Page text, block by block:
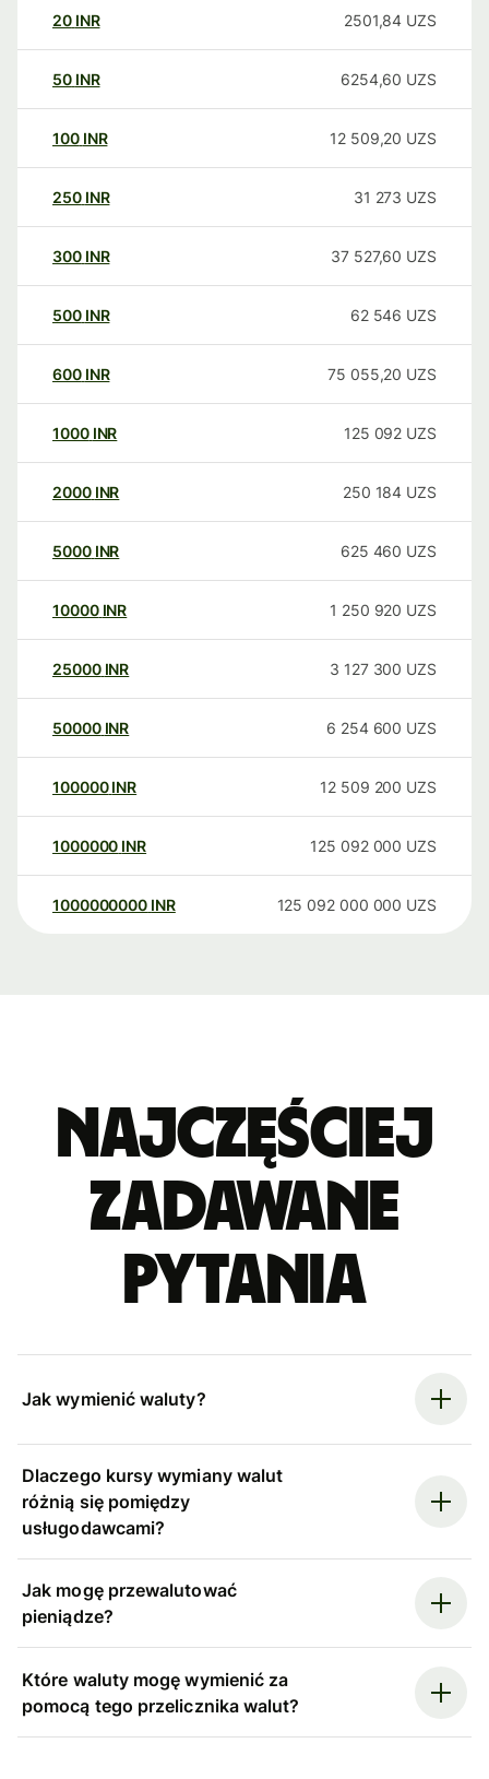
20 INR 2501,84 UZS
50 INR 6254,60 UZS
100 INR 12 509,20 UZS
250 INR 31 273 UZS
300 INR 37 527,60 UZS
500 INR 62 546 UZS
600 INR 75 055,20 UZS
1000 INR 125 092 UZS
2000 INR 250 184 UZS
5000 INR 625 460 UZS
10000 INR 1 250 920 UZS
25000 INR 3 127 300 UZS
50000 INR 6 254 600 UZS
100000 INR 12 509 200 UZS
1000000 INR 125 092 000 UZS
1000000000 INR 125 092 000 000 UZS
Najczęściej
zadawane
pytania
Jak wymienić waluty?
Dlaczego kursy wymiany walut
różnią się pomiędzy
usługodawcami?
Jak mogę przewalutować
pieniądze?
Które waluty mogę wymienić za
pomocą tego przelicznika walut?